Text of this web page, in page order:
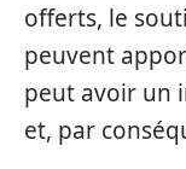
offerts, le
peuvent
peut avoir un
et, par